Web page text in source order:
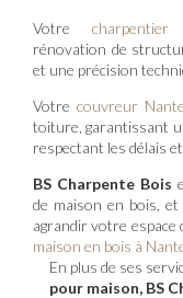
Votre charpentier
rénovation de
et une précision
Votre couvreur
toiture, garantissant
respectant les délais
BS Charpente Bois
de maison en bois,
agrandir votre espace
maison en bois à
En plus de ses
pour maison, BS